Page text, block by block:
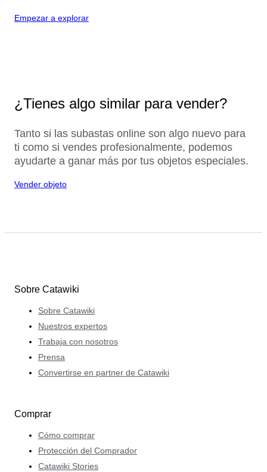
Empezar a explorar
¿Tienes algo similar para vender?
Tanto si las subastas online son algo nuevo para
ti como si vendes profesionalmente, podemos
ayudarte a ganar más por tus objetos especiales.
Vender objeto
Sobre Catawiki
Sobre Catawiki
Nuestros expertos
Trabaja con nosotros
Prensa
Convertirse en partner de Catawiki
Comprar
Cómo comprar
Protección del Comprador
Catawiki Stories